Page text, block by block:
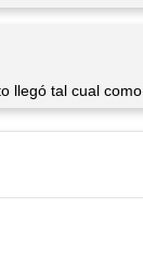
llegó tal cual